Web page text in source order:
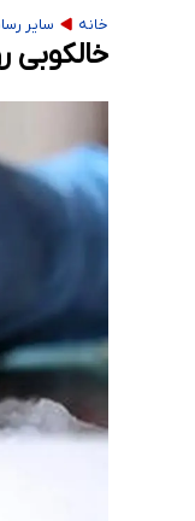
خانه سایر
خالکوبی روی